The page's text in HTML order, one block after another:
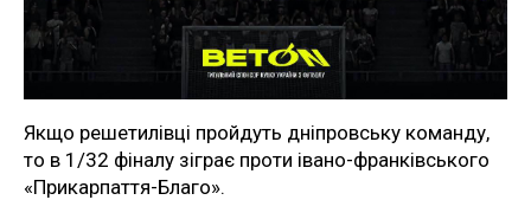
Якщо решетилівці пройдуть дніпровську команду,
то в 1/32 фіналу зіграє проти івано-франківського
«Прикарпаття-Благо».